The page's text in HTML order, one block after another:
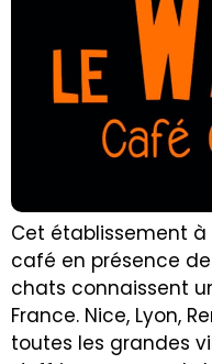
Cet établissement à
café en présence
chats connaissent
France. Nice, Lyon,
toutes les grandes